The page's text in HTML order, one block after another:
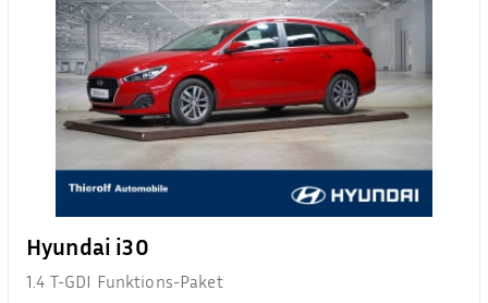
Hyundai i30
1.4 T-GDI Funktions-Paket